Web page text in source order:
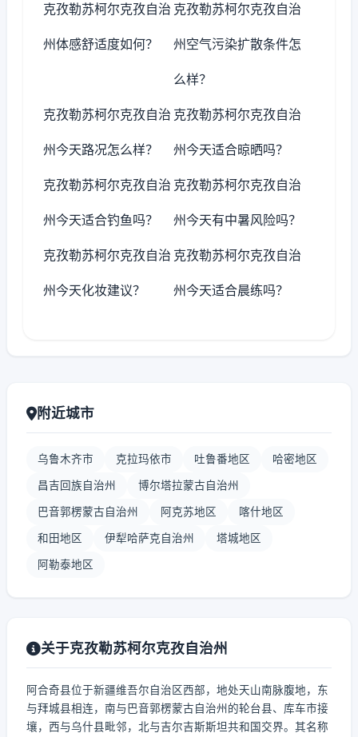
克孜勒苏柯尔克孜自治
州体感舒适度如何？
克孜勒苏柯尔克孜自治
州空气污染扩散条件怎
么样？
克孜勒苏柯尔克孜自治
州今天路况怎么样？
克孜勒苏柯尔克孜自治
州今天适合晾晒吗？
克孜勒苏柯尔克孜自治
州今天适合钓鱼吗？
克孜勒苏柯尔克孜自治
州今天有中暑风险吗？
克孜勒苏柯尔克孜自治
州今天化妆建议？
克孜勒苏柯尔克孜自治
州今天适合晨练吗？
附近城市
乌鲁木齐市 克拉玛依市 吐鲁番地区 哈密地区
昌吉回族自治州 博尔塔拉蒙古自治州
巴音郭楞蒙古自治州 阿克苏地区 喀什地区
和田地区 伊犁哈萨克自治州 塔城地区
阿勒泰地区
关于克孜勒苏柯尔克孜自治州
阿合奇县位于新疆维吾尔自治区西部，地处天山南脉腹地，东
与拜城县相连，南与巴音郭楞蒙古自治州的轮台县、库车市接
壤，西与乌什县毗邻，北与吉尔吉斯斯坦共和国交界。其名称